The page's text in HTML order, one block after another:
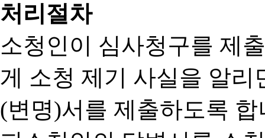
처리절차
소청인이 심사청구를 제
게 소청 제기 사실을 알
(변명)서를 제출하도록 합